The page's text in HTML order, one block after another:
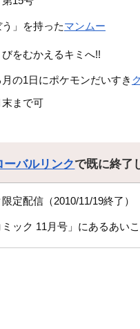
う」を持ったマンムー
をむかえるキミへ!!
の1日にポケモンだいすき
まで可
ーバルリンクで既に終了
定配信（2010/11/19終了）
ミック 11月号」にあるあい